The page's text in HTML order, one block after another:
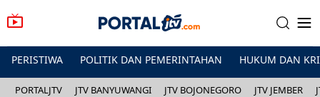
PERISTIWA POLITIK DAN PEMERINTAHAN HUKUM DAN
PORTALJTV JTV BANYUWANGI JTV BOJONEGORO JTV JEMBER